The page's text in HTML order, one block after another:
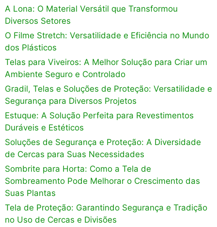
A Lona: O Material Versátil que Transformou
Diversos Setores
O Filme Stretch: Versatilidade e Eficiência no Mundo
dos Plásticos
Telas para Viveiros: A Melhor Solução para Criar um
Ambiente Seguro e Controlado
Gradil, Telas e Soluções de Proteção: Versatilidade e
Segurança para Diversos Projetos
Estuque: A Solução Perfeita para Revestimentos
Duráveis e Estéticos
Soluções de Segurança e Proteção: A Diversidade
de Cercas para Suas Necessidades
Sombrite para Horta: Como a Tela de
Sombreamento Pode Melhorar o Crescimento das
Suas Plantas
Tela de Proteção: Garantindo Segurança e Tradição
no Uso de Cercas e Divisões